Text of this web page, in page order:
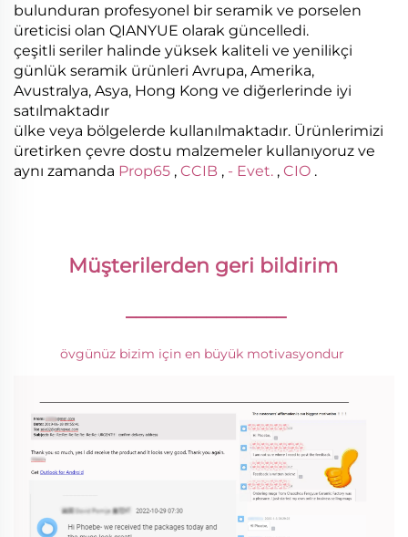
bulunduran profesyonel bir seramik ve porselen
üreticisi olan QIANYUE olarak güncelledi.
çeşitli seriler halinde yüksek kaliteli ve yenilikçi
günlük seramik ürünleri Avrupa, Amerika,
Avustralya, Asya, Hong Kong ve diğerlerinde iyi
satılmaktadır
ülke veya bölgelerde kullanılmaktadır. Ürünlerimizi
üretirken çevre dostu malzemeler kullanıyoruz ve
aynı zamanda Prop65 , CCIB , - Evet. , CIO .
Müşterilerden geri bildirim
________________
övgünüz bizim için en büyük motivasyondur